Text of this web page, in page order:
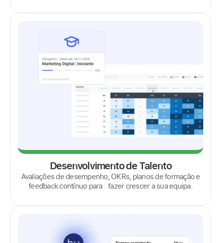
Desenvolvimento de Talento
Avaliações de desempenho, OKRs, planos de formação e
feedback contínuo para fazer crescer a sua equipa.